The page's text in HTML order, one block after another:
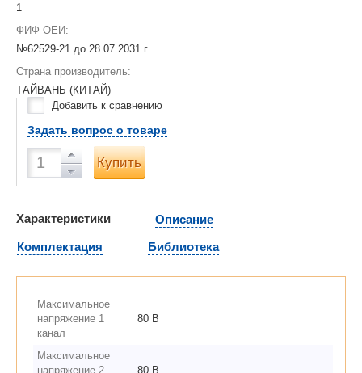
1
ФИФ ОЕИ:
№62529-21 до 28.07.2031 г.
Страна производитель:
ТАЙВАНЬ (КИТАЙ)
Добавить к сравнению
Задать вопрос о товаре
Купить
Характеристики
Описание
Комплектация
Библиотека
Максимальное
напряжение 1
канал
80 В
Максимальное
напряжение 2
80 В